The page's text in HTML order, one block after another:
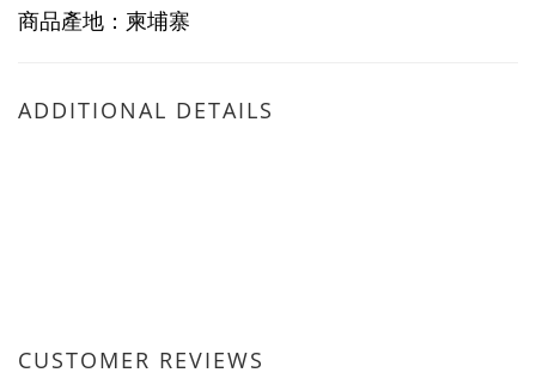
商品產地：柬埔寨
ADDITIONAL DETAILS
CUSTOMER REVIEWS